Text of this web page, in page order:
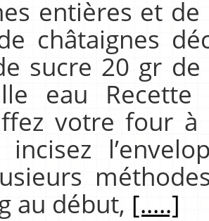
entières et
châtaignes
sucre 20 gr
eau
votre four à
incisez
au début, [.....]